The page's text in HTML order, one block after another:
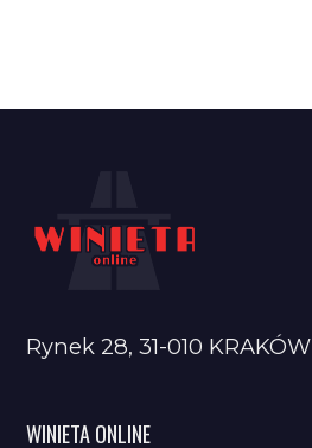
Rynek 28, 31-010 KRAKÓW
WINIETA ONLINE